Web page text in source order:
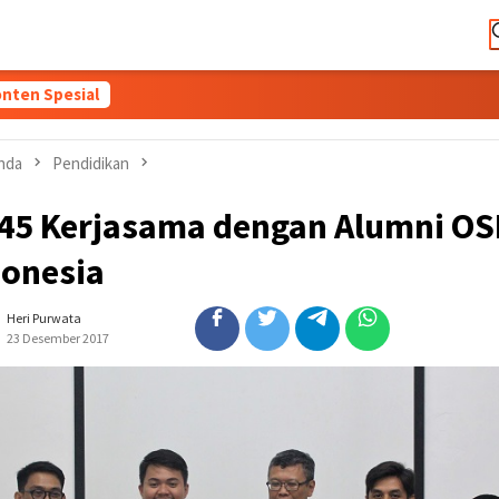
Spesial
Pendidikan
Kerjasama dengan Alumni
Heri Purwata
23 Desember 2017